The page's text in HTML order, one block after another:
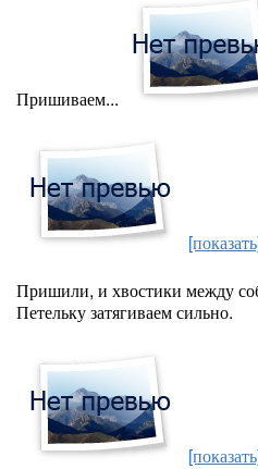
Пришиваем...
Пришили, и хвостики между
Петельку затягиваем сильно.